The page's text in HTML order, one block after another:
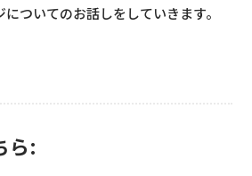
ついてのお話しをしていきます。
ら: